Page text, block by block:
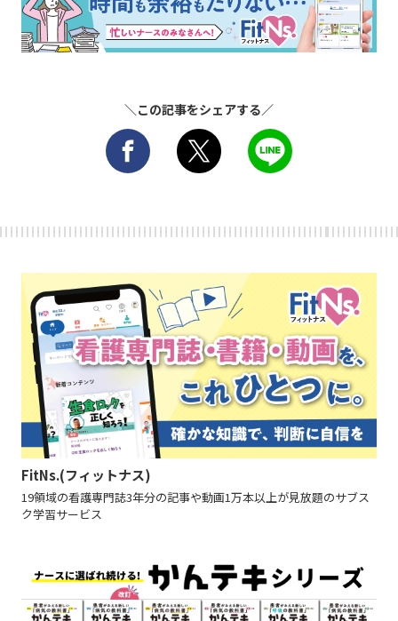
＼この記事をシェアする／
FitNs.(フィットナス)
19領域の看護専門誌3年分の記事や動画1万本以上が見放題のサブス
ク学習サービス